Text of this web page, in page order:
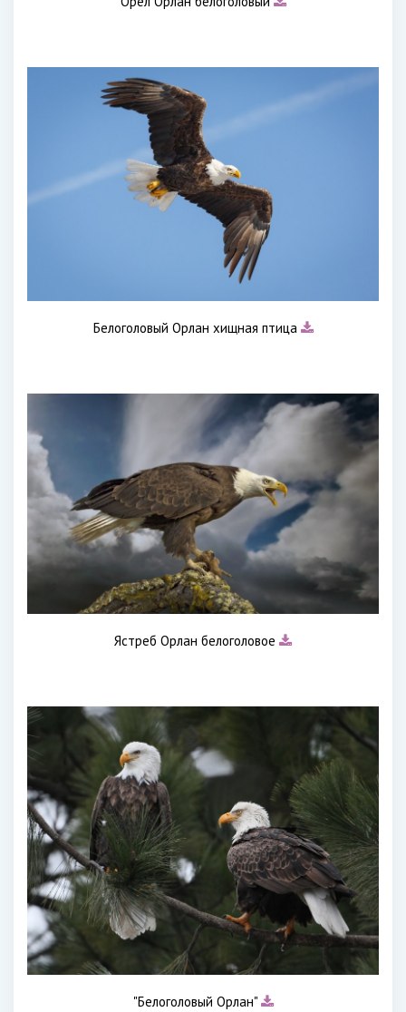
Белоголовый Орлан хищная птица
Ястреб Орлан белоголовое
"Белоголовый Орлан"